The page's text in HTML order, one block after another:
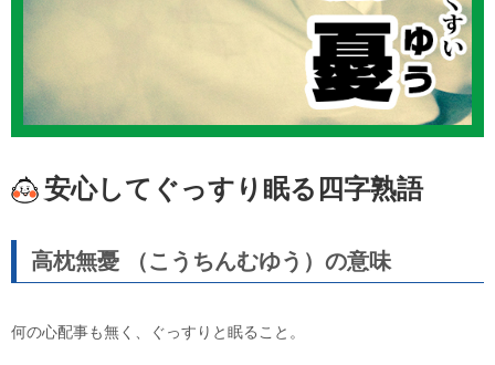
安心してぐっすり眠る四字熟語
高枕無憂 （こうちんむゆう）の意味
何の心配事も無く、ぐっすりと眠ること。